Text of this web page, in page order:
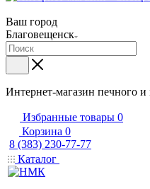
Ваш город
Благовещенск
Интернет-магазин печного
Избранные товары 0
Корзина 0
8 (383) 230-77-77
Каталог